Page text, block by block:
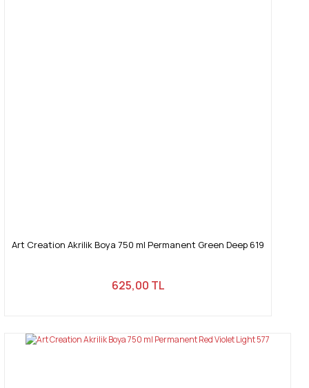
Art Creation Akrilik Boya 750 ml Permanent Green Deep 619
625,00 TL